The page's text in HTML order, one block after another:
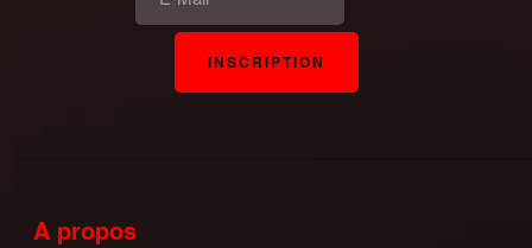
A propos